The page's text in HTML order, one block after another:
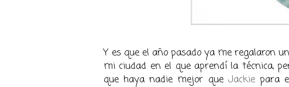
Y es que el año pasado ya me regalaron
mi ciudad en el que aprendí la técnica,
que haya nadie mejor que Jackiepara